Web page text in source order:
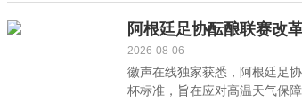
阿根廷足协酝酿联赛改
2026-08-06
徽声在线独家获悉，阿根廷足
杯标准，旨在应对高温天气保